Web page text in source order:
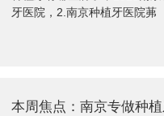
牙医院，2.南京种植牙医院茀
本周焦点：南京专做种